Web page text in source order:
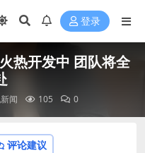
登录
热开发中 团队将全
闻 105 0
评论建议